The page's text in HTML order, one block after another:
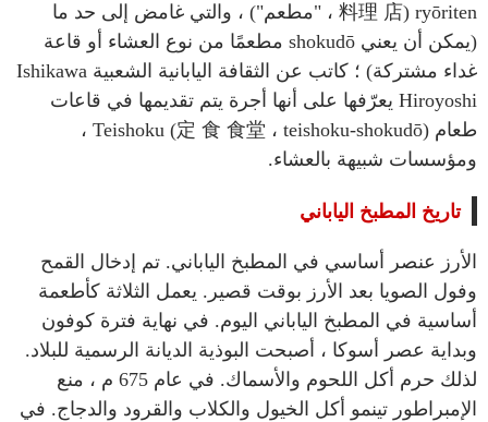
ryōriten (料理 店 ، "مطعم") ، والتي غامض إلى حد ما
(يمكن أن يعني shokudō مطعمًا من نوع العشاء أو قاعة
غداء مشتركة) ؛ كاتب عن الثقافة اليابانية الشعبية Ishikawa
Hiroyoshi يعرّفها على أنها أجرة يتم تقديمها في قاعات
طعام Teishoku (定 食 食堂 ، teishoku-shokudō) ،
ومؤسسات شبيهة بالعشاء.
تاريخ المطبخ الياباني
الأرز عنصر أساسي في المطبخ الياباني. تم إدخال القمح
وفول الصويا بعد الأرز بوقت قصير. يعمل الثلاثة كأطعمة
أساسية في المطبخ الياباني اليوم. في نهاية فترة كوفون
وبداية عصر أسوكا ، أصبحت البوذية الديانة الرسمية للبلاد.
لذلك حرم أكل اللحوم والأسماك. في عام 675 م ، منع
الإمبراطور تينمو أكل الخيول والكلاب والقرود والدجاج. في